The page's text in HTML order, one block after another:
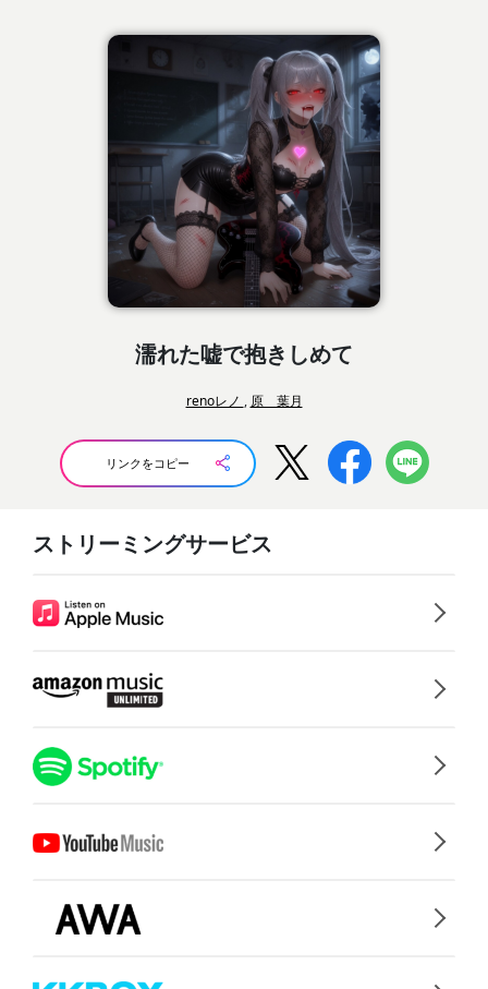
濡れた嘘で抱きしめて
renoレノ , 原 葉月
リンクをコピー
ストリーミングサービス